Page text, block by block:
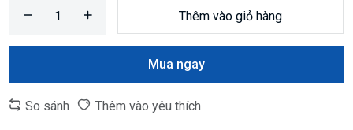
Thêm vào giỏ hàng
Mua ngay
So sánh Thêm vào yêu thích